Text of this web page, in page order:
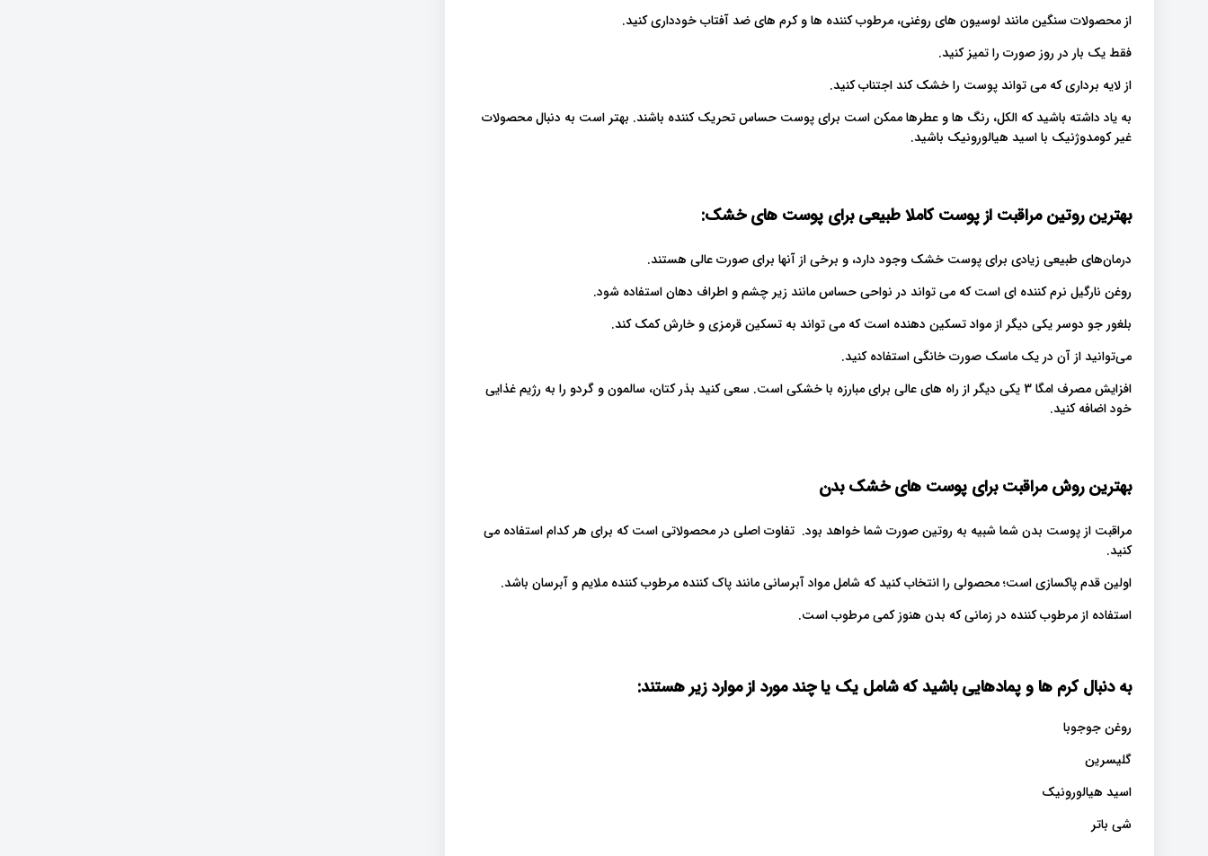
از محصولات سنگین مانند لوسیون های روغنی، مرطوب کننده ها و کرم های ضد آفتاب خودداری کنید.
فقط یک بار در روز صورت را تمیز کنید.
از لایه برداری که می تواند پوست را خشک کند اجتناب کنید.
به یاد داشته باشید که الکل، رنگ ها و عطرها ممکن است برای پوست حساس تحریک کننده باشند. بهتر است به دنبال محصولات
غیر کومدوژنیک با اسید هیالورونیک باشید.
بهترین روتین مراقبت از پوست کاملا طبیعی برای پوست های خشک:
درمان‌های طبیعی زیادی برای پوست خشک وجود دارد، و برخی از آنها برای صورت عالی هستند.
روغن نارگیل نرم کننده ای است که می تواند در نواحی حساس مانند زیر چشم و اطراف دهان استفاده شود.
بلغور جو دوسر یکی دیگر از مواد تسکین دهنده است که می تواند به تسکین قرمزی و خارش کمک کند.
می‌توانید از آن در یک ماسک صورت خانگی استفاده کنید.
افزایش مصرف امگا 3 یکی دیگر از راه های عالی برای مبارزه با خشکی است. سعی کنید بذر کتان، سالمون و گردو را به رژیم غذایی
خود اضافه کنید.
بهترین روش مراقبت برای پوست های خشک بدن
مراقبت از پوست بدن شما شبیه به روتین صورت شما خواهد بود. تفاوت اصلی در محصولاتی است که برای هر کدام استفاده می
کنید.
اولین قدم پاکسازی است؛ محصولی را انتخاب کنید که شامل مواد آبرسانی مانند پاک کننده مرطوب کننده ملایم و آبرسان باشد.
استفاده از مرطوب کننده در زمانی که بدن هنوز کمی مرطوب است.
به دنبال کرم ها و پمادهایی باشید که شامل یک یا چند مورد از موارد زیر هستند:
روغن جوجوبا
گلیسرین
اسید هیالورونیک
شی باتر